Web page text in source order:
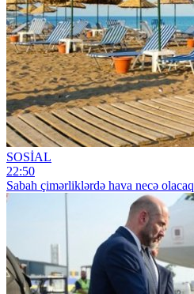
SOSİAL
22:50
Sabah çimərliklərdə hava necə olacaq